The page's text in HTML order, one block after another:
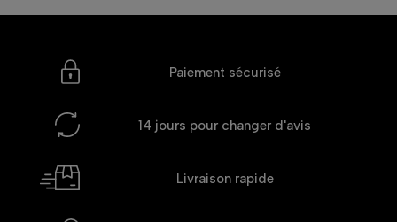
Paiement sécurisé
14 jours pour changer d'avis
Livraison rapide